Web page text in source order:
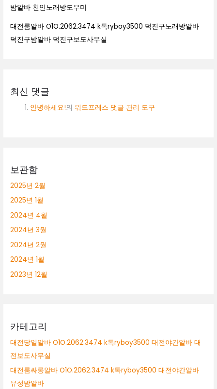
밤알바 천안노래방도우미
대전룸알바 O1O.2062.3474 k톡ryboy3500 덕진구노래방알바
덕진구밤알바 덕진구보도사무실
최신 댓글
안녕하세요!의워드프레스 댓글 관리 도구
보관함
2025년 2월
2025년 1월
2024년 4월
2024년 3월
2024년 2월
2024년 1월
2023년 12월
카테고리
대전당일알바 O1O.2062.3474 k톡ryboy3500 대전야간알바 대
전보도사무실
대전룸싸롱알바 O1O.2062.3474 k톡ryboy3500 대전야간알바
유성밤알바